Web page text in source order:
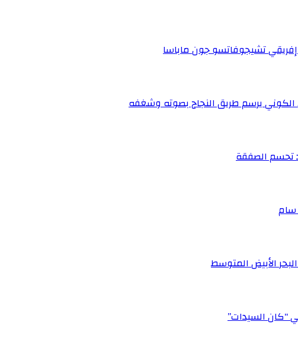
تشيجوفاتسو جون ماباسا
الكوني يرسم طريق النجاح بصوته وشغفه
سام
الأبيض المتوسط
“كان السيدات”